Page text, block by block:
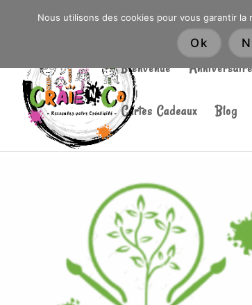
0603176412 - RDV CHEZ SO WATT À SAINT ANDRÉ OU
Bienvenue
Cartes Cadeaux Blog
/ Carte Atelier Créatif
Nous utilisons des cookies pour vous garantir
Ok